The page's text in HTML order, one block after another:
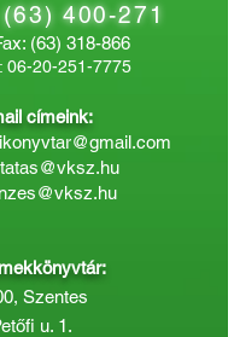
(63) 400-271
(63) 318-866
06-20-251-7775
címeink:
Szentes
u. 1.